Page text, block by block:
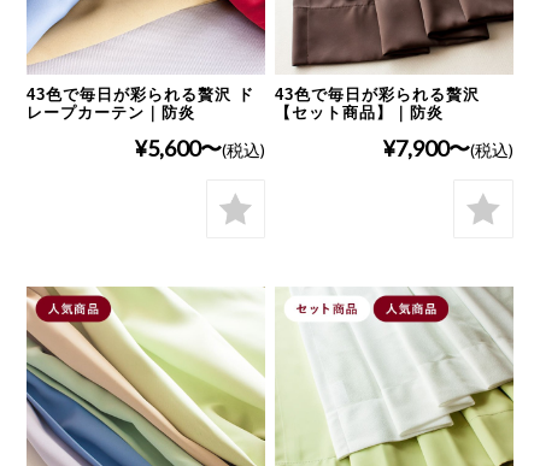
43色で毎日が彩られる贅沢 ド
レープカーテン｜防炎
¥5,600 (税込)
43色で毎日が彩られる贅沢
【セット商品】｜防炎
¥7,900 (税込)